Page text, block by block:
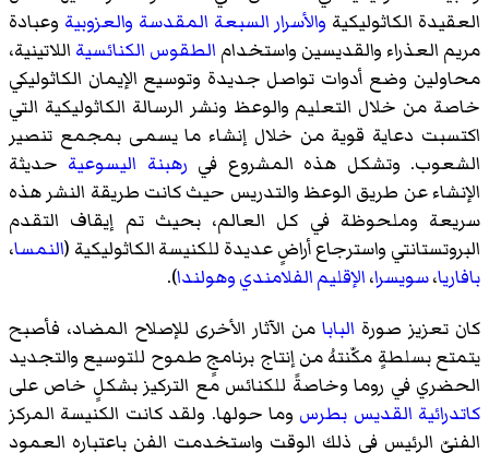
العقيدة الكاثوليكية والأسرار السبعة المقدسة والعزوبية وعبادة
مريم العذراء والقديسين واستخدام الطقوس الكنائسية اللاتينية،
محاولين وضع أدوات تواصل جديدة وتوسيع الإيمان الكاثوليكي
خاصة من خلال التعليم والوعظ ونشر الرسالة الكاثوليكية التي
اكتسبت دعاية قوية من خلال إنشاء ما يسمى بمجمع تنصير
الشعوب. وتشكل هذه المشروع في رهبنة اليسوعية حديثة
الإنشاء عن طريق الوعظ والتدريس حيث كانت طريقة النشر هذه
سريعة وملحوظة في كل العالم، بحيث تم إيقاف التقدم
البروتستانتي واسترجاع أراضٍ عديدة للكنيسة الكاثوليكية (النمسا،
بافاريا،سويسرا،الإقليم الفلامنديوهولندا).
كان تعزيز صورة البابا من الآثار الأخرى للإصلاح المضاد، فأصبح
يتمتع بسلطةٍ مكّنتهُ من إنتاج برنامجٍ طموح للتوسيع والتجديد
الحضري في روما وخاصةً للكنائس مع التركيز بشكلٍ خاص على
كاتدرائية القديس بطرس وما حولها. ولقد كانت الكنيسة المركز
الفنيّ الرئيس في ذلك الوقت واستخدمت الفن باعتباره العمود